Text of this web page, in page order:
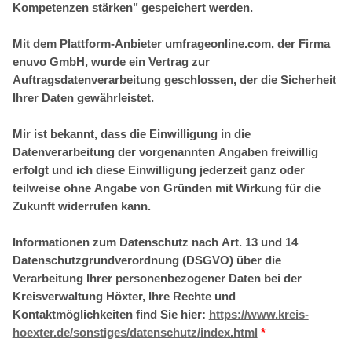
Kompetenzen stärken" gespeichert werden.
Mit dem Plattform-Anbieter umfrageonline.com, der Firma
enuvo GmbH, wurde ein Vertrag zur
Auftragsdatenverarbeitung geschlossen, der die Sicherheit
Ihrer Daten gewährleistet.
Mir ist bekannt, dass die Einwilligung in die
Datenverarbeitung der vorgenannten Angaben freiwillig
erfolgt und ich diese Einwilligung jederzeit ganz oder
teilweise ohne Angabe von Gründen mit Wirkung für die
Zukunft widerrufen kann.
Informationen zum Datenschutz nach Art. 13 und 14
Datenschutzgrundverordnung (DSGVO) über die
Verarbeitung Ihrer personenbezogener Daten bei der
Kreisverwaltung Höxter, Ihre Rechte und
Kontaktmöglichkeiten find Sie hier: https://www.kreis-
hoexter.de/sonstiges/datenschutz/index.html *